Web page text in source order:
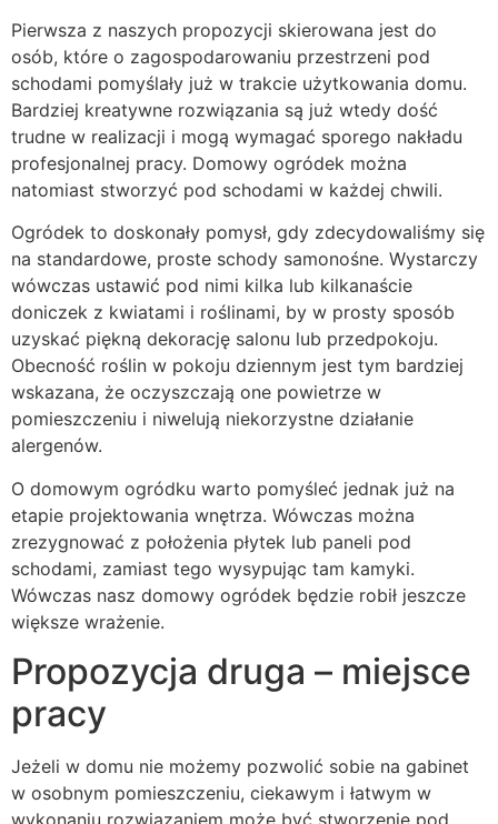
Pierwsza z naszych propozycji skierowana jest do
osób, które o zagospodarowaniu przestrzeni pod
schodami pomyślały już w trakcie użytkowania domu.
Bardziej kreatywne rozwiązania są już wtedy dość
trudne w realizacji i mogą wymagać sporego nakładu
profesjonalnej pracy. Domowy ogródek można
natomiast stworzyć pod schodami w każdej chwili.
Ogródek to doskonały pomysł, gdy zdecydowaliśmy się
na standardowe, proste schody samonośne. Wystarczy
wówczas ustawić pod nimi kilka lub kilkanaście
doniczek z kwiatami i roślinami, by w prosty sposób
uzyskać piękną dekorację salonu lub przedpokoju.
Obecność roślin w pokoju dziennym jest tym bardziej
wskazana, że oczyszczają one powietrze w
pomieszczeniu i niwelują niekorzystne działanie
alergenów.
O domowym ogródku warto pomyśleć jednak już na
etapie projektowania wnętrza. Wówczas można
zrezygnować z położenia płytek lub paneli pod
schodami, zamiast tego wysypując tam kamyki.
Wówczas nasz domowy ogródek będzie robił jeszcze
większe wrażenie.
Propozycja druga – miejsce
pracy
Jeżeli w domu nie możemy pozwolić sobie na gabinet
w osobnym pomieszczeniu, ciekawym i łatwym w